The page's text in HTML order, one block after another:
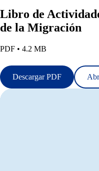
Libro de
de la Migración
PDF • 4.2 MB
Descargar PDF